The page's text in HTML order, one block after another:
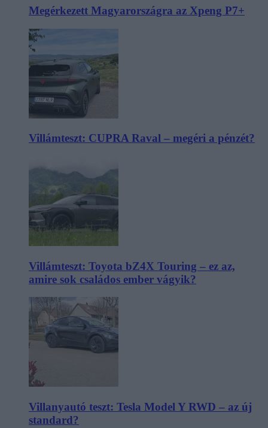
Megérkezett Magyarországra az Xpeng P7+
Villámteszt: CUPRA Raval – megéri a pénzét?
Villámteszt: Toyota bZ4X Touring – ez az,
amire sok családos ember vágyik?
Villanyautó teszt: Tesla Model Y RWD – az új
standard?